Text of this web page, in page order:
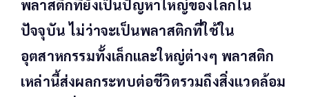
พลาสติกที่ยังเป็นปัญหาใหญ่ของโลกใน
ปัจจุบัน ไม่ว่าจะเป็นพลาสติกที่ใช้ใน
อุตสาหกรรมทั้งเล็กและใหญ่ต่างๆ พลาสติก
เหล่านี้ส่งผลกระทบต่อชีวิตรวมถึงสิ่งแวดล้อม